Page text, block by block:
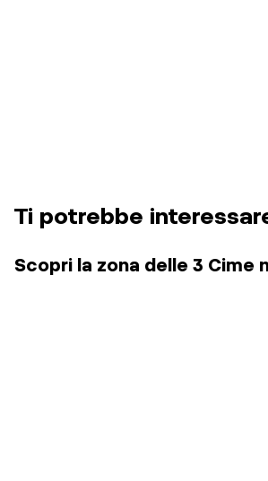
Ti potrebbe
Scopri la zona delle 3 Cime